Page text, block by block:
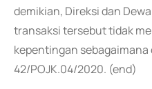
demikian, Direksi dan
transaksi tersebut tidak
kepentingan sebagaimana
42/POJK.04/2020. (end)